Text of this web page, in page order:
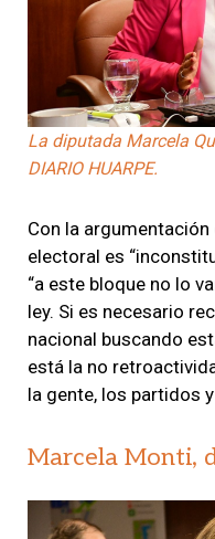
La diputada Marcela
DIARIO HUARPE.
Con la
electoral es
“a este bloque no lo
ley. Si es necesario
nacional buscando
está la no
la gente, los partidos
Marcela Monti,